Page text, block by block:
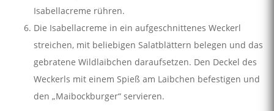
Isabellacreme rühren.
Die Isabellacreme in ein aufgeschnittenes Weckerl
streichen, mit beliebigen Salatblättern belegen und das
gebratene Wildlaibchen daraufsetzen. Den Deckel des
Weckerls mit einem Spieß am Laibchen befestigen und
den „Maibockburger“ servieren.